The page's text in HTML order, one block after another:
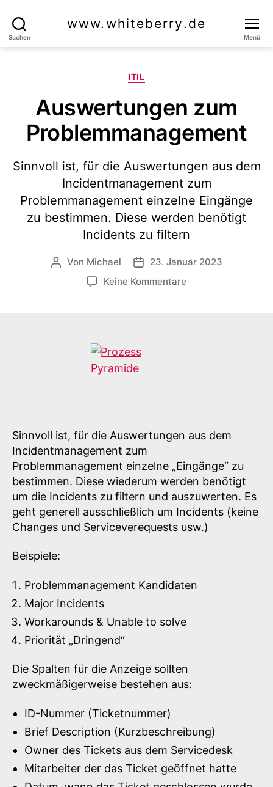
Suchen
www.whiteberry.de
Menü
Kategorien
ITIL
Auswertungen zum
Problemmanagement
Sinnvoll ist, für die Auswertungen aus dem
Incidentmanagement zum
Problemmanagement einzelne Eingänge
zu bestimmen. Diese werden benötigt
Incidents zu filtern
Beitragsautor
Von Michael Veröffentlichungsdatum
23. Januar 2023
Keine Kommentare
Sinnvoll ist, für die Auswertungen aus dem
Incidentmanagement zum
Problemmanagement einzelne „Eingänge“ zu
bestimmen. Diese wiederum werden benötigt
um die Incidents zu filtern und auszuwerten. Es
geht generell ausschließlich um Incidents (keine
Changes und Serviceverequests usw.)
Beispiele:
Problemmanagement Kandidaten
Major Incidents
Workarounds & Unable to solve
Priorität „Dringend“
Die Spalten für die Anzeige sollten
zweckmäßigerweise bestehen aus:
ID-Nummer (Ticketnummer)
Brief Description (Kurzbeschreibung)
Owner des Tickets aus dem Servicedesk
Mitarbeiter der das Ticket geöffnet hatte